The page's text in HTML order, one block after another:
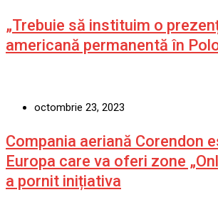
„Trebuie să instituim o
americană permanentă în
octombrie 23, 2023
Compania aeriană Corendon
Europa care va oferi zone
a pornit inițiativa